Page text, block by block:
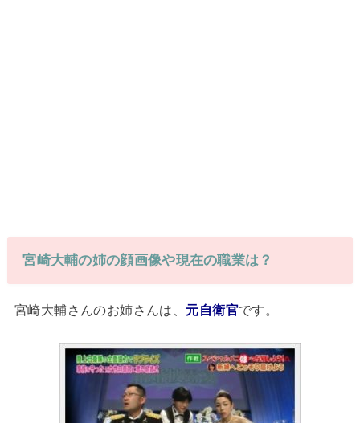
宮崎大輔の姉の顔画像や現在の職業は？
宮崎大輔さんのお姉さんは、 元自衛官です。